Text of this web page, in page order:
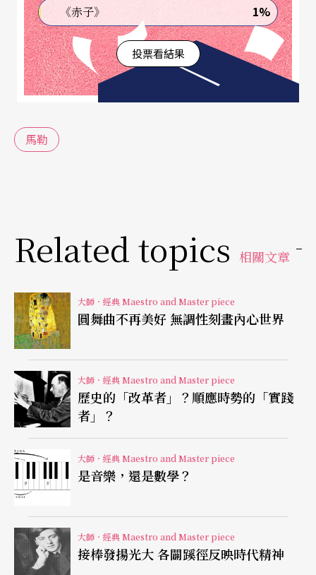
比錫的工作甫結束，廿八歲的馬勒又獲邀職掌布達
佩斯的匈牙利歌劇院；三年後，原本簽下十年合約
的馬勒和劇院總監理念不合，辭去職務，帶走大筆
補償金，兩個月後成為漢堡市立劇院首席指揮，此
工作後，年僅卅七歲的馬勒登上指揮生涯的最高
洋彼岸，就任大都會歌劇院指揮。這份工作離家雖
遠，但錢多事少：薪水比維也納高四倍，一年卻只
需工作四個月！僅僅廿年左右的時間，馬勒從默默
無聞的鄉下小指揮，一步一步向上攀升，終成為叱
吒風雲的樂壇巨匠。自卡塞爾劇院的職務開始，馬
勒更幾乎不曾「失業」，不但每個職位都比前一個
更重要、薪水更高，而且經常前一個工作還未結
束，下一份合約已送上門。如果這樣的人生叫做
「悲情」，那也真難怪馬勒的同窗好友沃爾夫（Hu
go Wolf，1860-1903）要發瘋了！
和順遂的指揮生涯相比，馬勒的創作之路似乎較為
坎坷。學生時期就立志創作的他，曾以鋼琴五重奏
獲得作曲首獎，但廿歲時完成的大型清唱劇《泣訴
《赤子》 1%
投票看結果
馬勒
Related topics 相關文章
大師．經典 Maestro and Master piece
圓舞曲不再美好 無調性刻畫內心世界
大師．經典 Maestro and Master piece
歷史的「改革者」？順應時勢的「實踐
者」？
大師．經典 Maestro and Master piece
是音樂，還是數學？
大師．經典 Maestro and Master piece
接棒發揚光大 各闢蹊徑反映時代精神